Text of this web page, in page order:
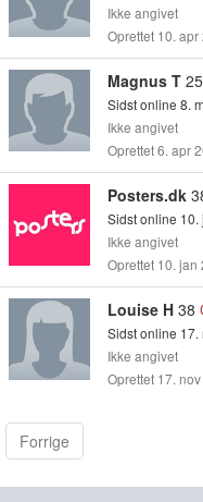
Ikke angivet
Oprettet 10. apr
Magnus T 25
Sidst online 8.
Ikke angivet
Oprettet 6. apr
Posters.dk
Sidst online 10.
Ikke angivet
Oprettet 10. jan
Louise H 38
Sidst online 17.
Ikke angivet
Oprettet 17.
Forrige